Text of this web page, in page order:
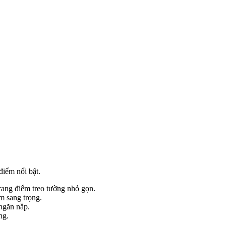
nổi bật.
điểm treo tường nhỏ gọn.
sang trọng.
nắp.